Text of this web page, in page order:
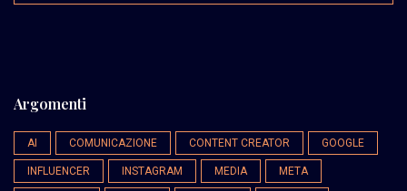
Argomenti
AI COMUNICAZIONE CONTENT CREATOR GOOGLE
INFLUENCER INSTAGRAM MEDIA META